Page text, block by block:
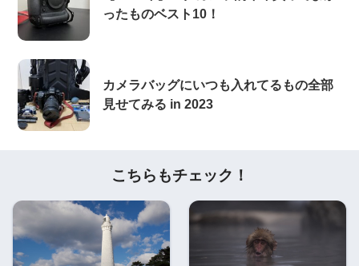
ったものベスト10！
カメラバッグにいつも入れてるもの全部
見せてみる in 2023
こちらもチェック！